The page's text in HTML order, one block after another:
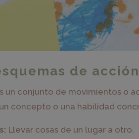
de
un conjunto de movimientos o
concepto o una habilidad
Llevar cosas de un lugar a otro.